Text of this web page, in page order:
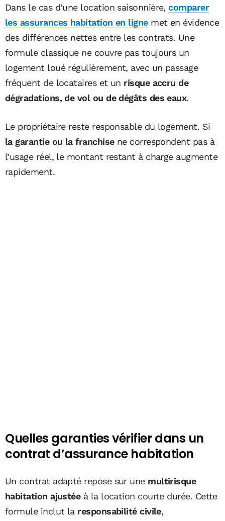
Dans le cas d’une location saisonnière,comparer
les assurances habitation en lignemet en évidence
des différences nettes entre les contrats. Une
formule classique ne couvre pas toujours un
logement loué régulièrement, avec un passage
fréquent de locataires et un risque accru de
dégradations, de vol ou de dégâts des eaux.
Le propriétaire reste responsable du logement. Si
la garantie ou la franchisene correspondent pas à
l’usage réel, le montant restant à charge augmente
rapidement.
Quelles garanties vérifier dans un
contrat d’assurance habitation
Un contrat adapté repose sur une multirisque
habitation ajustéeà la location courte durée. Cette
formule inclut la responsabilité civile,